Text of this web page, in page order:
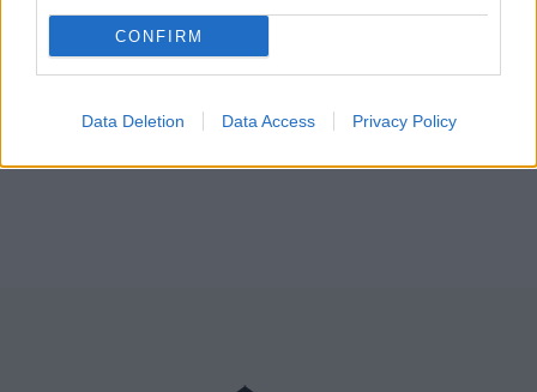
CONFIRM
Data Deletion Data Access Privacy Policy